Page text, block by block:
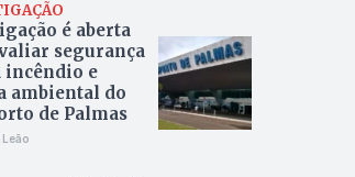
é aberta
segurança
incêndio e
ambiental do
de Palmas